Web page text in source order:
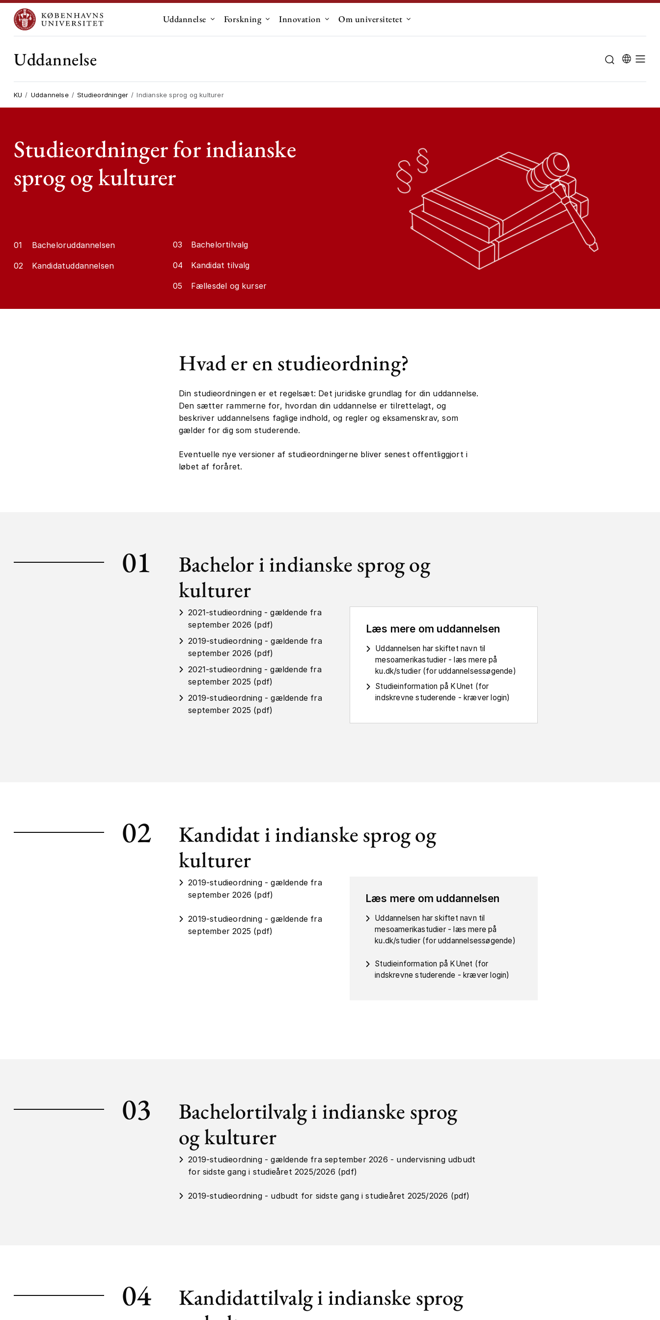
Uddannelse Undermenu til "Uddannelse"
Forskning Undermenu til "Forskning"
Innovation Undermenu til "Innovation"
Om universitetet
Uddannelse
KU Uddannelse Studieordninger Indianske sprog og kulturer
Studieordninger for indianske
sprog og kulturer
01 Bacheloruddannelsen
02 Kandidatuddannelsen
03 Bachelortilvalg
04 Kandidat tilvalg
05 Fællesdel og kurser
Hvad er en studieordning?
Din studieordningen er et regelsæt: Det juridiske grundlag for din uddannelse.
Den sætter rammerne for, hvordan din uddannelse er tilrettelagt, og
beskriver uddannelsens faglige indhold, og regler og eksamenskrav, som
gælder for dig som studerende.
Eventuelle nye versioner af studieordningerne bliver senest offentliggjort i
løbet af foråret.
01
Bachelor i indianske sprog og
kulturer
Læs mere om uddannelsen
Uddannelsen har skiftet navn til
mesoamerikastudier - læs mere på
ku.dk/studier (for uddannelsessøgende)
Studieinformation på KUnet (for
indskrevne studerende - kræver login)
2021-studieordning - gældende fra
september 2026 (pdf)
2019-studieordning - gældende fra
september 2026 (pdf)
2021-studieordning - gældende fra
september 2025 (pdf)
2019-studieordning - gældende fra
september 2025 (pdf)
02
Kandidat i indianske sprog og
kulturer
Læs mere om uddannelsen
Uddannelsen har skiftet navn til
mesoamerikastudier - læs mere på
ku.dk/studier (for uddannelsessøgende)
Studieinformation på KUnet (for
indskrevne studerende - kræver login)
2019-studieordning - gældende fra
september 2026 (pdf)
2019-studieordning - gældende fra
september 2025 (pdf)
03
Bachelortilvalg i indianske sprog
og kulturer
2019-studieordning - gældende fra september 2026 - undervisning udbudt
for sidste gang i studieåret 2025/2026 (pdf)
2019-studieordning - udbudt for sidste gang i studieåret 2025/2026 (pdf)
04
Kandidattilvalg i indianske sprog